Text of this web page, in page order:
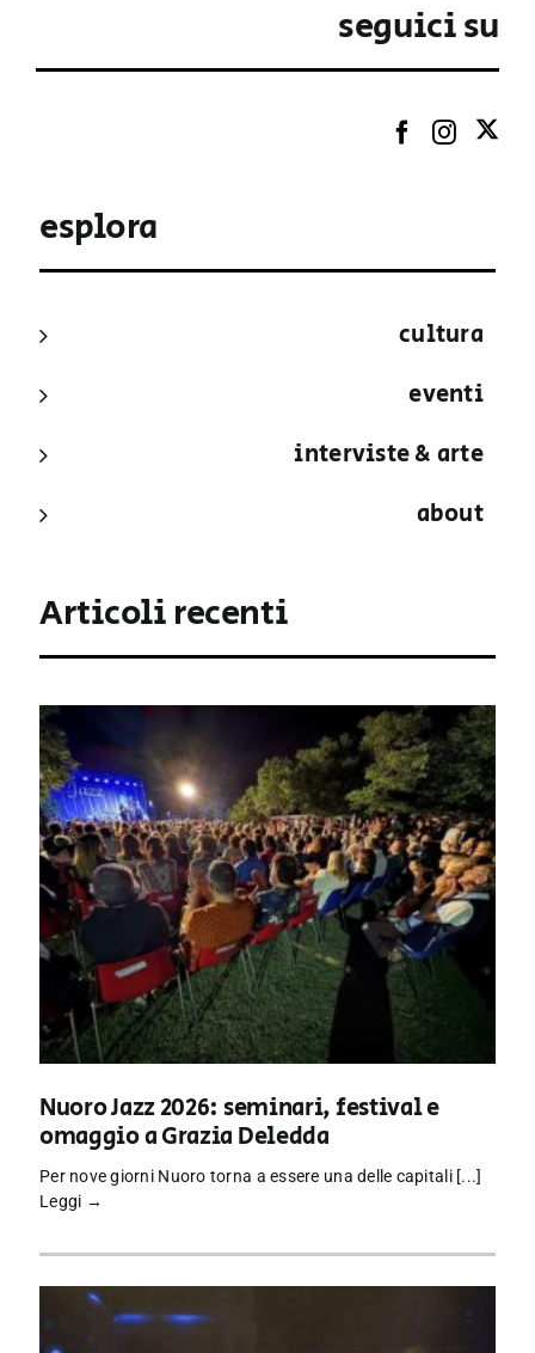
seguici su
esplora
cultura
eventi
interviste & arte
about
Articoli recenti
Nuoro Jazz 2026: seminari, festival e
omaggio a Grazia Deledda
Per nove giorni Nuoro torna a essere una delle capitali [...]
Leggi →